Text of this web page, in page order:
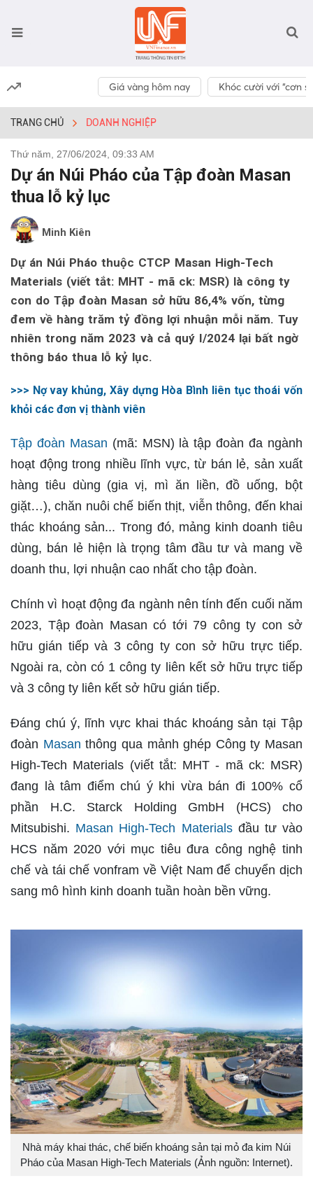
Giá vàng hôm nay Khóc cười với “cơn
TRANG CHỦ DOANH NGHIỆP
Thứ năm, 27/06/2024, 09:33 AM
Dự án Núi Pháo của Tập đoàn Masan
thua lỗ kỷ lục
Minh Kiên
Dự án Núi Pháo thuộc CTCP Masan High-Tech
Materials (viết tắt: MHT - mã ck: MSR) là công ty
con do Tập đoàn Masan sở hữu 86,4% vốn, từng
đem về hàng trăm tỷ đồng lợi nhuận mỗi năm. Tuy
nhiên trong năm 2023 và cả quý I/2024 lại bất ngờ
thông báo thua lỗ kỷ lục.
>>> Nợ vay khủng, Xây dựng Hòa Bình liên tục thoái vốn
khỏi các đơn vị thành viên
Tập đoàn Masan (mã: MSN) là tập đoàn đa ngành
hoạt động trong nhiều lĩnh vực, từ bán lẻ, sản xuất
hàng tiêu dùng (gia vị, mì ăn liền, đồ uống, bột
giặt…), chăn nuôi chế biến thịt, viễn thông, đến khai
thác khoáng sản... Trong đó, mảng kinh doanh tiêu
dùng, bán lẻ hiện là trọng tâm đầu tư và mang về
doanh thu, lợi nhuận cao nhất cho tập đoàn.
Chính vì hoạt động đa ngành nên tính đến cuối năm
2023, Tập đoàn Masan có tới 79 công ty con sở
hữu gián tiếp và 3 công ty con sở hữu trực tiếp.
Ngoài ra, còn có 1 công ty liên kết sở hữu trực tiếp
và 3 công ty liên kết sở hữu gián tiếp.
Đáng chú ý, lĩnh vực khai thác khoáng sản tại Tập
đoàn Masan thông qua mảnh ghép Công ty Masan
High-Tech Materials (viết tắt: MHT - mã ck: MSR)
đang là tâm điểm chú ý khi vừa bán đi 100% cổ
phần H.C. Starck Holding GmbH (HCS) cho
Mitsubishi. Masan High-Tech Materialsđầu tư vào
HCS năm 2020 với mục tiêu đưa công nghệ tinh
chế và tái chế vonfram về Việt Nam để chuyển dịch
sang mô hình kinh doanh tuần hoàn bền vững.
Nhà máy khai thác, chế biến khoáng sản tại mỏ đa kim Núi
Pháo của Masan High-Tech Materials (Ảnh nguồn: Internet).